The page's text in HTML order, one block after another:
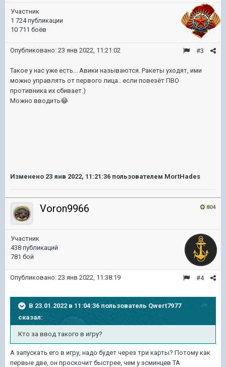
Участник
1 724 публикации
10 711 боёв
#3
Опубликовано: 23 янв 2022, 11:21:02
Такое у нас уже есть... Авики называются. Ракеты уходят, ими
можно управлять от первого лица.. если повезёт ПВО
противника их сбивает.)
Можно вводить😂
Изменено 23 янв 2022, 11:21:36 пользователем MortHades
804
Voron9966
Участник
438 публикаций
781 бой
#4
Опубликовано: 23 янв 2022, 11:38:19
В 23.01.2022 в 11:04:36 пользователь Qwert7977
сказал:
Кто за ввод такого в игру?
А запускать его в игру, надо будет через три карты? Потому как
первые две, он проскочит быстрее, чем у эсминцев ТА